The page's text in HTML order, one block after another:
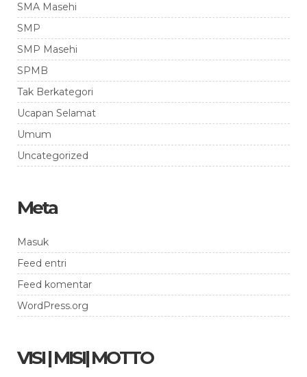
SMA Masehi
SMP
SMP Masehi
SPMB
Tak Berkategori
Ucapan Selamat
Umum
Uncategorized
Meta
Masuk
Feed entri
Feed komentar
WordPress.org
VISI | MISI| MOTTO